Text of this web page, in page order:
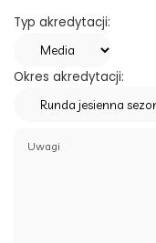
Typ akredytacji:
Okres akredytacji: